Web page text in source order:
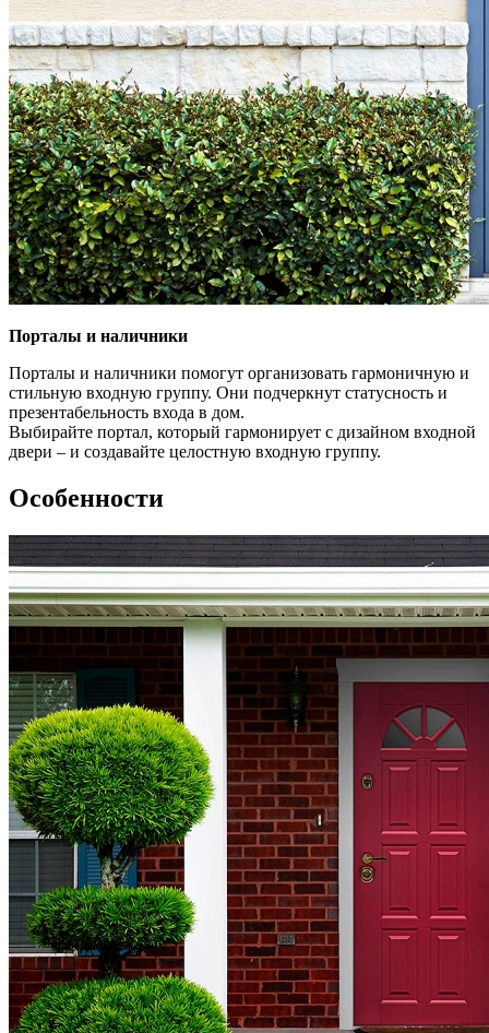
Порталы и наличники
Порталы и наличники помогут организовать гармоничную и
стильную входную группу. Они подчеркнут статусность и
презентабельность входа в дом.
Выбирайте портал, который гармонирует с дизайном входной
двери – и создавайте целостную входную группу.
Особенности